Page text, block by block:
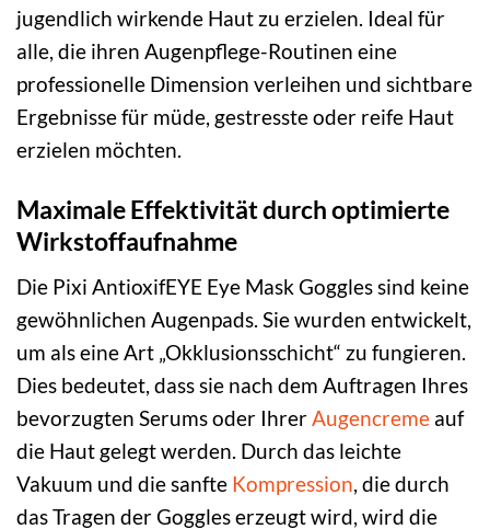
jugendlich wirkende Haut zu erzielen. Ideal für
alle, die ihren Augenpflege-Routinen eine
professionelle Dimension verleihen und sichtbare
Ergebnisse für müde, gestresste oder reife Haut
erzielen möchten.
Maximale Effektivität durch optimierte
Wirkstoffaufnahme
Die Pixi AntioxifEYE Eye Mask Goggles sind keine
gewöhnlichen Augenpads. Sie wurden entwickelt,
um als eine Art „Okklusionsschicht“ zu fungieren.
Dies bedeutet, dass sie nach dem Auftragen Ihres
bevorzugten Serums oder Ihrer Augencreme auf
die Haut gelegt werden. Durch das leichte
Vakuum und die sanfte Kompression , die durch
das Tragen der Goggles erzeugt wird, wird die